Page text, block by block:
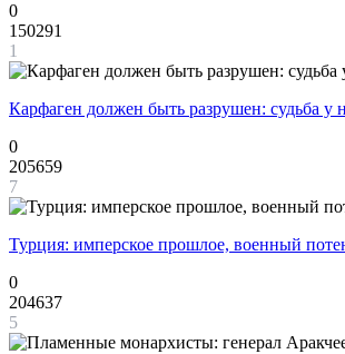
0
150291
1
Карфаген должен быть разрушен: судьба у
0
205659
7
Турция: имперское прошлое, военный
0
204637
5